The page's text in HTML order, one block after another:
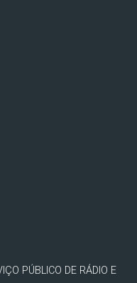
PÚBLICO DE RÁDIO E